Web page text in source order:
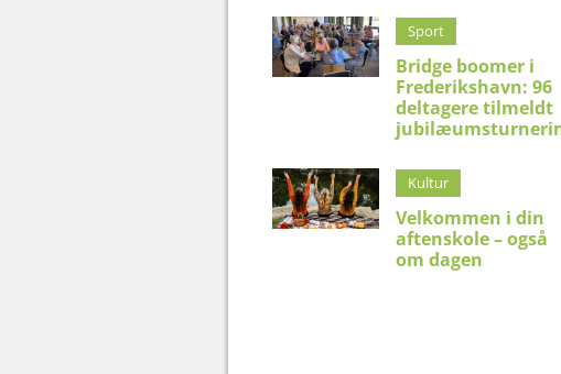
Sport
Bridge boomer i
Frederikshavn: 96
deltagere tilmeldt
Kultur
Velkommen i din
aftenskole – også
om dagen